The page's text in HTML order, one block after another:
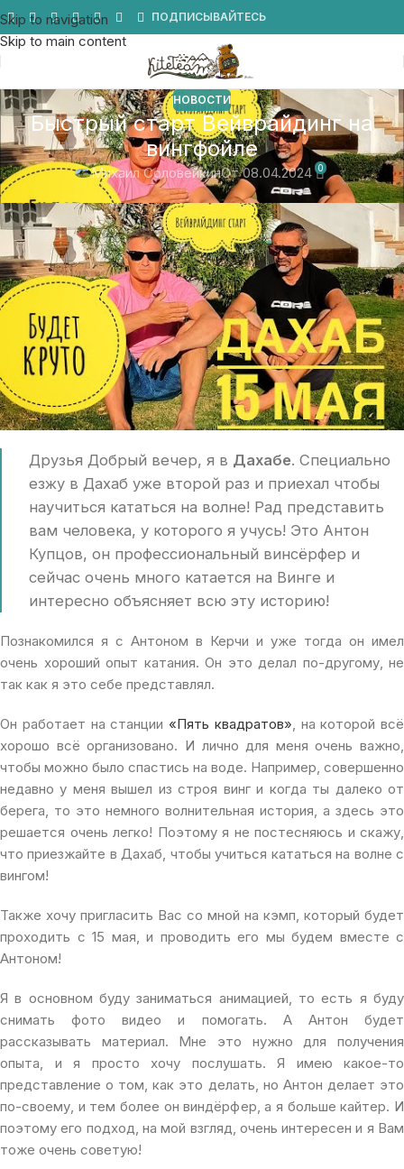
Skip to navigation
Skip to main content
ПОДПИСЫВАЙТЕСЬ
НОВОСТИ
Быстрый старт Вейврайдинг на
вингфойле
Михаил СоловейкинОт 08.04.2024 0
Друзья Добрый вечер, я в Дахабе. Специально
езжу в Дахаб уже второй раз и приехал чтобы
научиться кататься на волне! Рад представить
вам человека, у которого я учусь! Это Антон
Купцов, он профессиональный винсёрфер и
сейчас очень много катается на Винге и
интересно объясняет всю эту историю!
Познакомился я с Антоном в Керчи и уже тогда он имел
очень хороший опыт катания. Он это делал по-другому, не
так как я это себе представлял.
Он работает на станции «Пять квадратов», на которой всё
хорошо всё организовано. И лично для меня очень важно,
чтобы можно было спастись на воде. Например, совершенно
недавно у меня вышел из строя винг и когда ты далеко от
берега, то это немного волнительная история, а здесь это
решается очень легко! Поэтому я не постесняюсь и скажу,
что приезжайте в Дахаб, чтобы учиться кататься на волне с
вингом!
Также хочу пригласить Вас со мной на кэмп, который будет
проходить с 15 мая, и проводить его мы будем вместе с
Антоном!
Я в основном буду заниматься анимацией, то есть я буду
снимать фото видео и помогать. А Антон будет
рассказывать материал. Мне это нужно для получения
опыта, и я просто хочу послушать. Я имею какое-то
представление о том, как это делать, но Антон делает это
по-своему, и тем более он виндёрфер, а я больше кайтер. И
поэтому его подход, на мой взгляд, очень интересен и я Вам
тоже очень советую!